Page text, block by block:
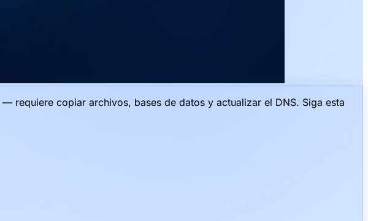
requiere copiar archivos, bases de datos y actualizar el DNS. Siga esta